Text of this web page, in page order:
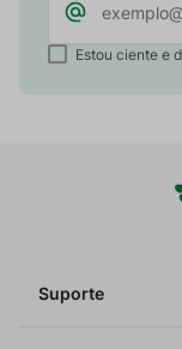
Estou ciente e
Suporte